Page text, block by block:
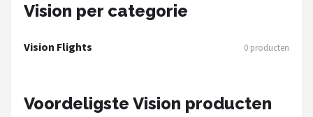
Vision per categorie
Vision Flights 0 producten
Voordeligste Vision producten